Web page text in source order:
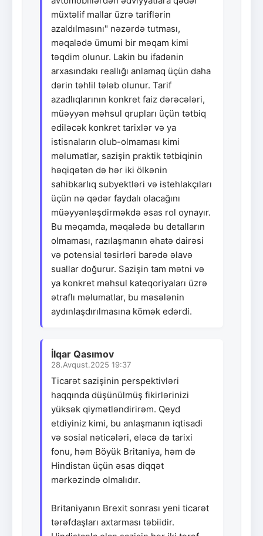
müxtəlif mallar üzrə tariflərin
azaldılmasını" nəzərdə tutması,
məqalədə ümumi bir məqam kimi
təqdim olunur. Lakin bu ifadənin
arxasındakı reallığı anlamaq üçün daha
dərin təhlil tələb olunur. Tarif
azadlıqlarının konkret faiz dərəcələri,
müəyyən məhsul qrupları üçün tətbiq
ediləcək konkret tarixlər və ya
istisnaların olub-olmaması kimi
məlumatlar, sazişin praktik tətbiqinin
həqiqətən də hər iki ölkənin
sahibkarlıq subyektləri və istehlakçıları
üçün nə qədər faydalı olacağını
müəyyənləşdirməkdə əsas rol oynayır.
Bu məqamda, məqalədə bu detalların
olmaması, razılaşmanın əhatə dairəsi
və potensial təsirləri barədə əlavə
suallar doğurur. Sazişin tam mətni və
ya konkret məhsul kateqoriyaları üzrə
ətraflı məlumatlar, bu məsələnin
aydınlaşdırılmasına kömək edərdi.
İlqar Qasımov
28.Avqust.2025 19:37
Ticarət sazişinin perspektivləri
haqqında düşünülmüş fikirlərinizi
yüksək qiymətləndirirəm. Qeyd
etdiyiniz kimi, bu anlaşmanın iqtisadi
və sosial nəticələri, eləcə də tarixi
fonu, həm Böyük Britaniya, həm də
Hindistan üçün əsas diqqət
mərkəzində olmalıdır.
Britaniyanın Brexit sonrası yeni ticarət
tərəfdaşları axtarması təbiidir.